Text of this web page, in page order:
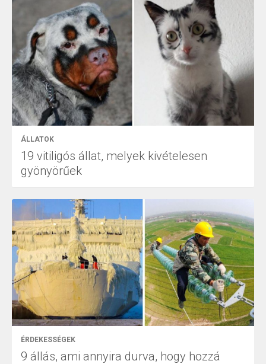
ÁLLATOK
19 vitiligós állat, melyek kivételesen
gyönyörűek
ÉRDEKESSÉGEK
9 állás, ami annyira durva, hogy hozzá